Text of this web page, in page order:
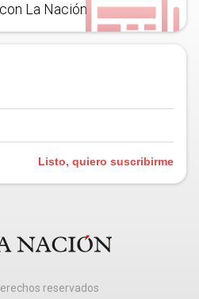
La Nación
Listo, quiero suscribirme
reservados